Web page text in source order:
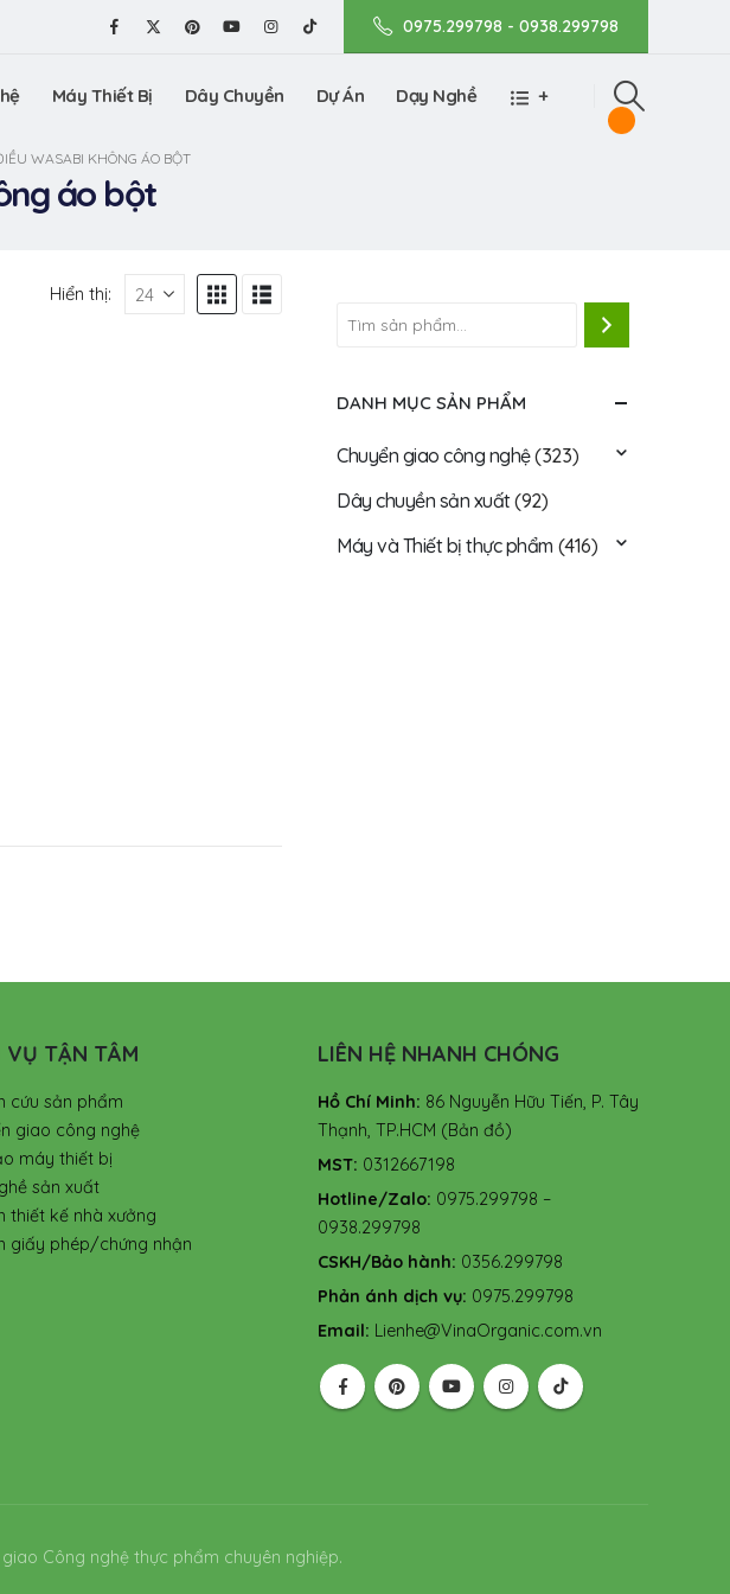
0975.299798 - 0938.299798
Máy Thiết Bị Dây Chuyền Dự Án Dạy Nghề +
WASABI KHÔNG ÁO BỘT
áo bột
Hiển thị:
DANH MỤC SẢN PHẨM
Chuyển giao công nghệ(323)
Dây chuyền sản xuất(92)
Máy và Thiết bị thực phẩm (416)
VỤ TẬN TÂM
cứu sản phẩm
giao công nghệ
máy thiết bị
sản xuất
thiết kế nhà xưởng
giấy phép/chứng nhận
LIÊN HỆ NHANH CHÓNG
Hồ Chí Minh: 86 Nguyễn Hữu Tiến, P. Tây
Thạnh, TP.HCM (Bản đồ)
MST: 0312667198
Hotline/Zalo: 0975.299798 –
0938.299798
CSKH/Bảo hành: 0356.299798
Phản ánh dịch vụ: 0975.299798
Email: Lienhe@VinaOrganic.com.vn
Công nghệ thực phẩm chuyên nghiệp.